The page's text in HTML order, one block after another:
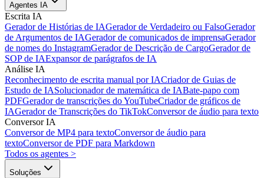
Agentes IA
Escrita IA
Gerador de Histórias de IAGerador de Verdadeiro ou FalsoGerador
de Argumentos de IAGerador de comunicados de imprensaGerador
de nomes do InstagramGerador de Descrição de CargoGerador de
SOP de IAExpansor de parágrafos de IA
Análise IA
Reconhecimento de escrita manual por IACriador de Guias de
Estudo de IASolucionador de matemática de IABate-papo com
PDFGerador de transcrições do YouTubeCriador de gráficos de
IAGerador de Transcrições do TikTokConversor de áudio para texto
Conversor IA
Conversor de MP4 para textoConversor de áudio para
textoConversor de PDF para Markdown
Todos os agentes >
Soluções